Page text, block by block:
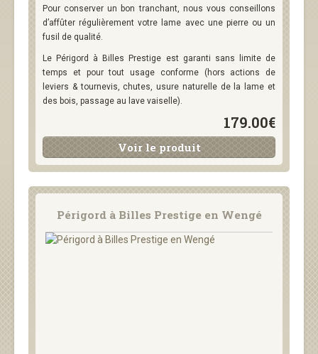
Pour conserver un bon tranchant, nous vous conseillons
d’affûter régulièrement votre lame avec une pierre ou un
fusil de qualité.
Le Périgord à Billes Prestige est garanti sans limite de
temps et pour tout usage conforme (hors actions de
leviers & tournevis, chutes, usure naturelle de la lame et
des bois, passage au lave vaiselle).
179.00€
Voir le produit
Périgord à Billes Prestige en Wengé